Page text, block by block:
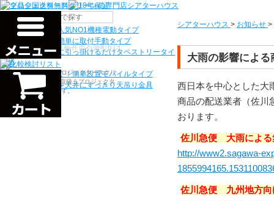
検索
シアターハウス > お知らせ >
大雨の影響によ
西日本を中心とした大
商品の配送業者（佐川
おります。
佐川急便 大雨による
http://www2.sagawa-
佐川急便 九州地方向
機種から選ぶ
シアターハウス人気NO1機種電動タイプ
電源工事なしで簡単に取付手動タイプ
ネジ付きフックに引っ掛けるだけタペストリータイ
プ
持ち運びらくらく！簡単設置モバイルタイプ
プロジェクターを天井にすっきり 天吊り金具
〒910-0122 福井県福井市石盛町613
シアターハウスは、プロジェクタースクリ
ーンを全部で500以上取扱うプロジェクタ
ースクリーン専門店です。